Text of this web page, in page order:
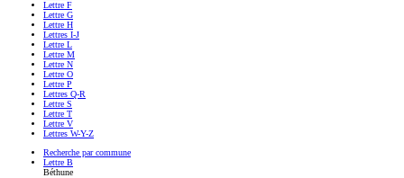
Lettre F
Lettre G
Lettre H
Lettres I-J
Lettre L
Lettre M
Lettre N
Lettre O
Lettre P
Lettres Q-R
Lettre S
Lettre T
Lettre V
Lettres W-Y-Z
Recherche par commune
Lettre B
Béthune